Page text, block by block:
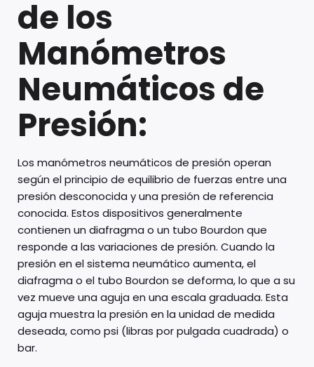
de los
Manómetros
Neumáticos de
Presión:
Los manómetros neumáticos de presión operan
según el principio de equilibrio de fuerzas entre una
presión desconocida y una presión de referencia
conocida. Estos dispositivos generalmente
contienen un diafragma o un tubo Bourdon que
responde a las variaciones de presión. Cuando la
presión en el sistema neumático aumenta, el
diafragma o el tubo Bourdon se deforma, lo que a su
vez mueve una aguja en una escala graduada. Esta
aguja muestra la presión en la unidad de medida
deseada, como psi (libras por pulgada cuadrada) o
bar.